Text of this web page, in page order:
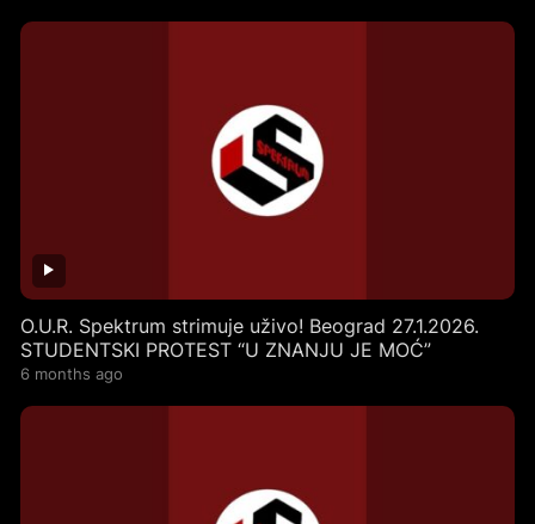
O.U.R. Spektrum strimuje uživo! Beograd 27.1.2026.
STUDENTSKI PROTEST “U ZNANJU JE MOĆ”
6 months ago